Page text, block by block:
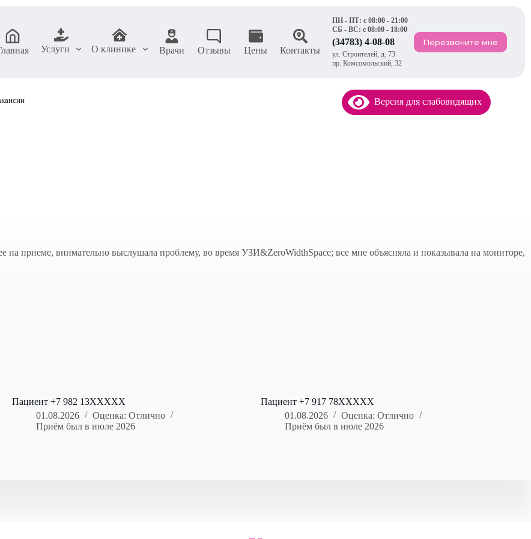
Услуги О клинике Врачи Отзывы Цены Контакты
ПН - ПТ: с 08:00 - 21:00
СБ - ВС: с 08:00 - 18:00
(34783) 4-08-08
ул. Строителей, д. 73
пр. Комсомольский, 32
Перезвоните мне
Версия для слабовидящих
приеме, внимательно выслушала проблему, во время УЗИ&ZeroWidthSpace; все мне объясняла и показывала на мониторе,
Пациент +7 982 13XXXXX
01.08.2026
Оценка: Отлично
Приём был в июле 2026
Пациент +7 917 78XXXXX
01.08.2026
Оценка: Отлично
Приём был в июле 2026